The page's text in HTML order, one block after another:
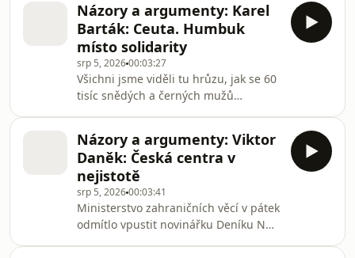
sociální demokracie se ziskem většiny
ve všech 13 krajích. Mimochodem asi
kvůli zavedenému třicetikorunovému
poplatku za návštěvu u lékaře, ale
jistě i proto, že tehdy se voliči
vymezovali vůči Topolánkově kabinetu
vládnoucímu už skoro dvě a půl léta.
Názory a argumenty: Karel
Barták: Ceuta. Humbuk
místo solidarity
srp 5, 202600:03:27
Všichni jsme viděli tu hrůzu, jak se 60
tisíc snědých a černých mužů
na africkém kontinentu. Okamžitě
vyvstaly zlé vzpomínky na „balkánskou
cestu“ před 10 lety, nebo na stovky
utonulých u italských či řeckých
ostrovů.
Názory a argumenty: Viktor
Daněk: Česká centra v
nejistotě
srp 5, 202600:03:41
Ministerstvo zahraničních věcí v pátek
odmítlo vpustit novinářku Deníku N